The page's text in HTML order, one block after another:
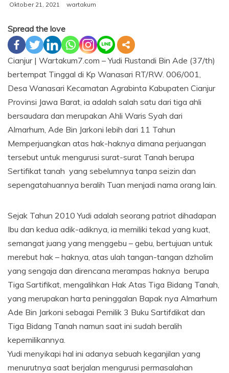
Oktober 21, 2021 wartakum
Spread the love
Cianjur | Wartakum7.com – Yudi Rustandi Bin Ade (37/th)
bertempat Tinggal di Kp Wanasari RT/RW. 006/001,
Desa Wanasari Kecamatan Agrabinta Kabupaten Cianjur
Provinsi Jawa Barat, ia adalah salah satu dari tiga ahli
bersaudara dan merupakan Ahli Waris Syah dari
Almarhum, Ade Bin Jarkoni lebih dari 11 Tahun
Memperjuangkan atas hak-haknya dimana perjuangan
tersebut untuk mengurusi surat-surat Tanah berupa
Sertifikat tanah yang sebelumnya tanpa seizin dan
sepengatahuannya beralih Tuan menjadi nama orang lain.
Sejak Tahun 2010 Yudi adalah seorang patriot dihadapan
Ibu dan kedua adik-adiknya, ia memiliki tekad yang kuat,
semangat juang yang menggebu – gebu, bertujuan untuk
merebut hak – haknya, atas ulah tangan-tangan dzholim
yang sengaja dan direncana merampas haknya berupa
Tiga Sartifikat, mengalihkan Hak Atas Tiga Bidang Tanah,
yang merupakan harta peninggalan Bapak nya Almarhum
Ade Bin Jarkoni sebagai Pemilik 3 Buku Sartifdikat dan
Tiga Bidang Tanah namun saat ini sudah beralih
kepemilikannya.
Yudi menyikapi hal ini adanya sebuah keganjilan yang
menurutnya saat berjalan mengurusi permasalahan